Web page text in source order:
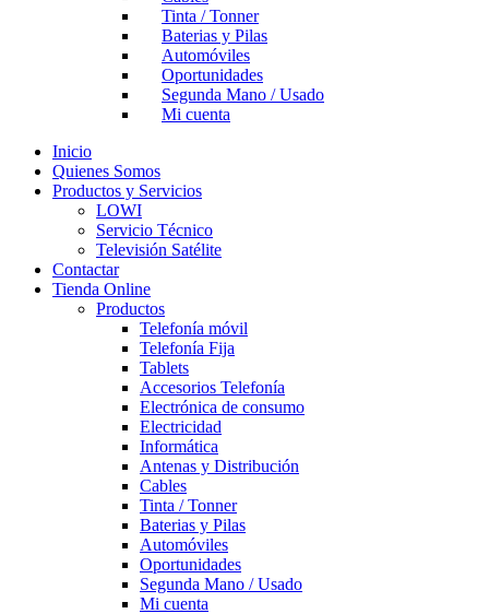
Tinta / Tonner
Baterias y Pilas
Automóviles
Oportunidades
Segunda Mano / Usado
Mi cuenta
Inicio
Quienes Somos
Productos y Servicios
LOWI
Servicio Técnico
Televisión Satélite
Contactar
Tienda Online
Productos
Telefonía móvil
Telefonía Fija
Tablets
Accesorios Telefonía
Electrónica de consumo
Electricidad
Informática
Antenas y Distribución
Cables
Tinta / Tonner
Baterias y Pilas
Automóviles
Oportunidades
Segunda Mano / Usado
Mi cuenta